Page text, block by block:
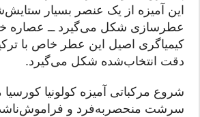
این آمیزه از یک عنصر بسیار
عطرسازی شکل می‌گیرد ــ عصاره
کیمیاگری اصیل این عطر خاص با
دقت انتخاب‌شده شکل می‌گیرد.
شروع مرکباتی آمیزه کولونیا
سرشت منحصربه‌فرد و